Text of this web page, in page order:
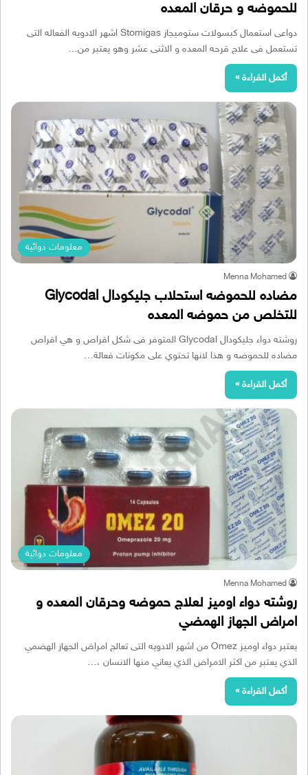
للحموضه و حرقان المعده
دواعى استعمال كبسولات ستوميجاز Stomigas اشهر الادويه الفعاله التى
تستعمل فى علاج قرحه المعده و الاثنى عشر وهو يعتبر من…
أكمل القراءة »
معلومات دوائية
Menna Mohamed
مضاده للحموضه استحلاب جليكودال Glycodal
للتخلص من حموضه المعده
روشته دواء جليكودال Glycodal المتوفر فى شكل اقراص و هي اقراص
مضاده للحموضه و هذا لانها تحتوي على مكونات فعالة…
أكمل القراءة »
معلومات دوائية
Menna Mohamed
روشته دواء اوميز لعلاج حموضه وحرقان المعده و
امراض الجهاز الهمضي
يعتبر دواء اوميز Omez من اشهر الادويه التى تعالج امراض الجهاز الهضمي
الذي يعتبر من اكثر الامراض الذي يعاني منها الانسان ،…
أكمل القراءة »